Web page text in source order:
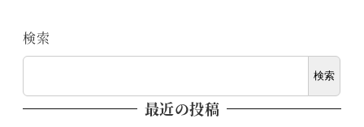
検索
検索
最近の投稿